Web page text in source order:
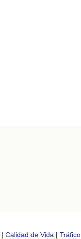
| Calidad de Vida | Tráfico